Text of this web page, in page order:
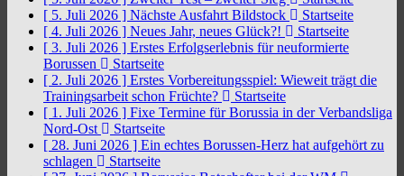
[ 5. Juli 2026 ] Nächste Ausfahrt Bildstock
Startseite
[ 4. Juli 2026 ] Neues Jahr, neues Glück?!
Startseite
[ 3. Juli 2026 ] Erstes Erfolgserlebnis für neuformierte
Borussen
Startseite
[ 2. Juli 2026 ] Erstes Vorbereitungsspiel: Wieweit trägt die
Trainingsarbeit schon Früchte?
Startseite
[ 1. Juli 2026 ] Fixe Termine für Borussia in der Verbandsliga
Nord-Ost
Startseite
[ 28. Juni 2026 ] Ein echtes Borussen-Herz hat aufgehört zu
schlagen
Startseite